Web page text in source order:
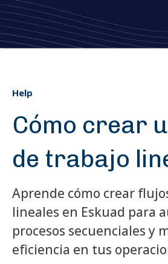
Help
Cómo crear
de trabajo
Aprende cómo crear
lineales en Eskuad para
procesos secuenciales y
eficiencia en tus